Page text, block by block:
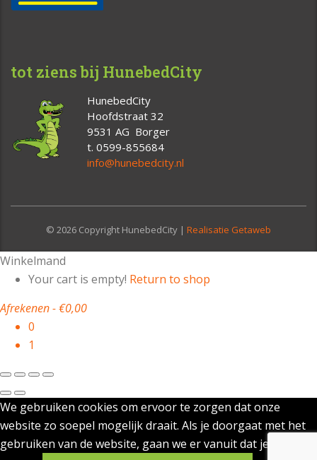
tot ziens bij HunebedCity
HunebedCity
Hoofdstraat 32
9531 AG Borger
t. 0599-855684
info@hunebedcity.nl
© 2026 Copyright HunebedCity | Realisatie Getaweb
Winkelmand
Your cart is empty! Return to shop
Afrekenen-€0,00
0
1
We gebruiken cookies om ervoor te zorgen dat onze
website zo soepel mogelijk draait. Als je doorgaat met het
gebruiken van de website, gaan we er vanuit dat je ermee